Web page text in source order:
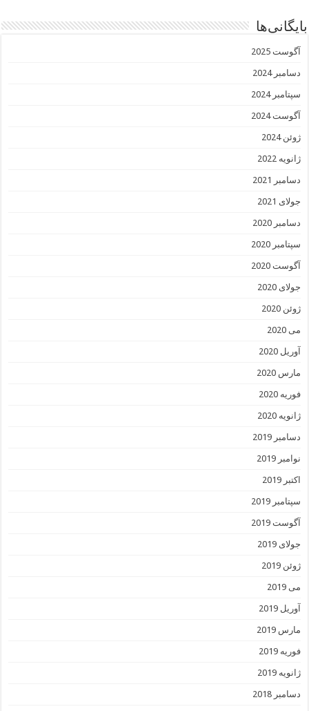
بایگانی‌ها
آگوست 2025
دسامبر 2024
سپتامبر 2024
آگوست 2024
ژوئن 2024
ژانویه 2022
دسامبر 2021
جولای 2021
دسامبر 2020
سپتامبر 2020
آگوست 2020
جولای 2020
ژوئن 2020
می 2020
آوریل 2020
مارس 2020
فوریه 2020
ژانویه 2020
دسامبر 2019
نوامبر 2019
اکتبر 2019
سپتامبر 2019
آگوست 2019
جولای 2019
ژوئن 2019
می 2019
آوریل 2019
مارس 2019
فوریه 2019
ژانویه 2019
دسامبر 2018